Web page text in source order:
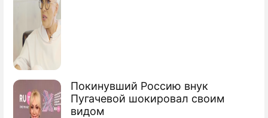
Покинувший Россию внук
Пугачевой шокировал своим
видом